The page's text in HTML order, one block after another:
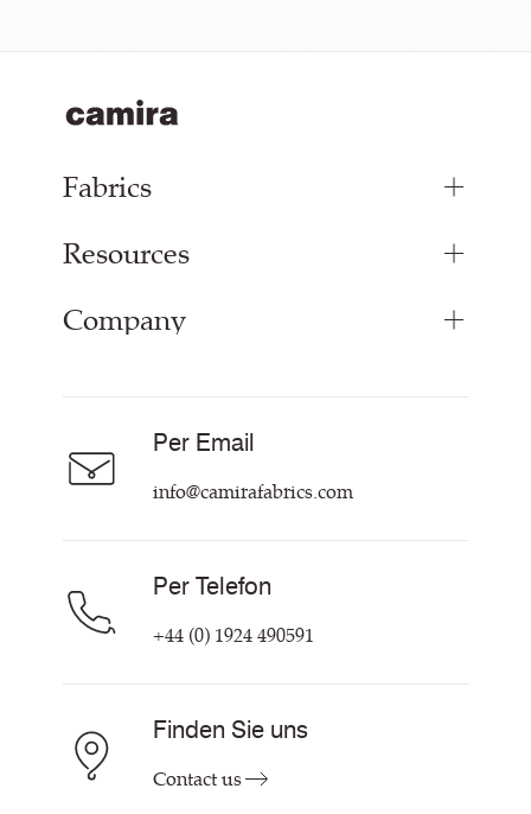
Fabrics
Bespoke Woven Fabric
Resources
Inspiration
Company
Hilfe & Kontakt
Per Email
info@camirafabrics.com
Per Telefon
+44 (0) 1924 490591
Finden Sie uns
Contact us